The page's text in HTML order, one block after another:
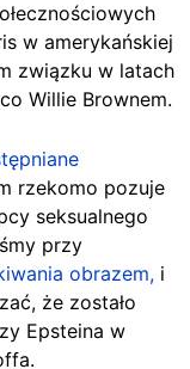
w amerykańskiej
związku w latach
Willie Brownem.
rzekomo pozuje
seksualnego
przy
obrazem, i
że zostało
Epsteina w